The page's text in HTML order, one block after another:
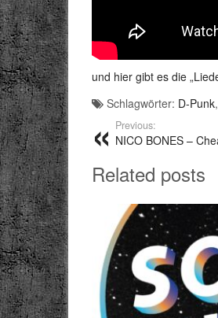
und hier gibt es die
Schlagwörter: D-Punk,
Previous:
NICO BONES –
Related posts